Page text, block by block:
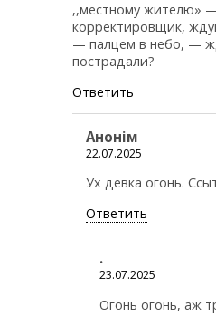
,,местному жителю»
корректировщик,
— палцем в небо, —
пострадали?
Ответить
Анонiм
22.07.2025
Ух девка огонь.
Ответить
.
23.07.2025
Огонь огонь, аж